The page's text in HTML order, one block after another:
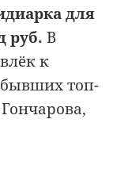
для
руб. В
к
бывших топ-